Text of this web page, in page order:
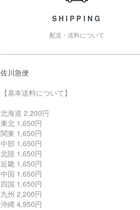
SHIPPING
配送・送料について
佐川急便
【基本送料について】
北海道 2,200円
東北 1,650円
関東 1,650円
中部 1,650円
北陸 1,650円
近畿 1,650円
中国 1,650円
四国 1,650円
九州 2,200円
沖縄 4,950円